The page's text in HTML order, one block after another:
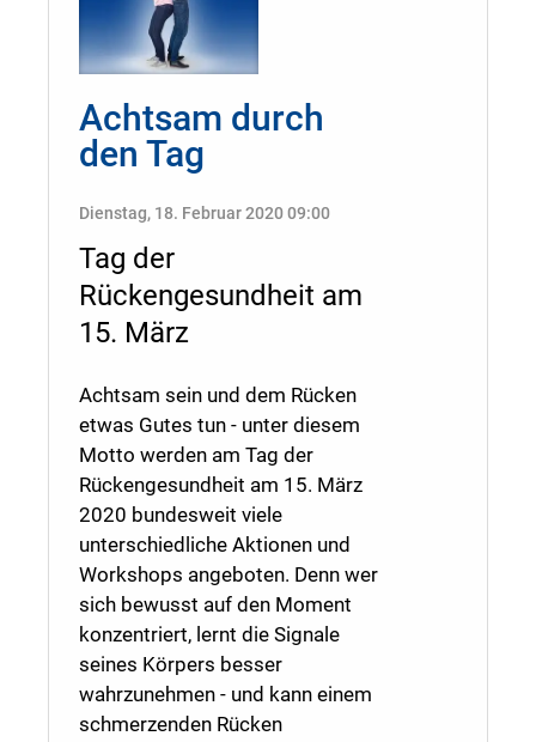
Achtsam durch
den Tag
Dienstag, 18. Februar 2020 09:00
Tag der
Rückengesundheit am
15. März
Achtsam sein und dem Rücken
etwas Gutes tun - unter diesem
Motto werden am Tag der
Rückengesundheit am 15. März
2020 bundesweit viele
unterschiedliche Aktionen und
Workshops angeboten. Denn wer
sich bewusst auf den Moment
konzentriert, lernt die Signale
seines Körpers besser
wahrzunehmen - und kann einem
schmerzenden Rücken